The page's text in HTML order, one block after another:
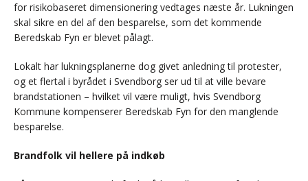
for risikobaseret dimensionering vedtages næste år. Lukningen
skal sikre en del af den besparelse, som det kommende
Beredskab Fyn er blevet pålagt.
Lokalt har lukningsplanerne dog givet anledning til protester,
og et flertal i byrådet i Svendborg ser ud til at ville bevare
brandstationen – hvilket vil være muligt, hvis Svendborg
Kommune kompenserer Beredskab Fyn for den manglende
besparelse.
Brandfolk vil hellere på indkøb